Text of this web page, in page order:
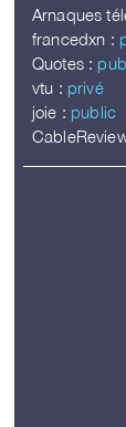
Arnaques
francedxn :
Quotes :
vtu : privé
joie : public